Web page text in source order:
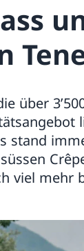
über
stand
viel mehr